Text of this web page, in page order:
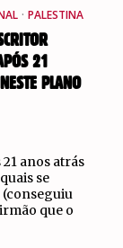
· PALESTINA
21
PLANO
anos atrás
se
que o